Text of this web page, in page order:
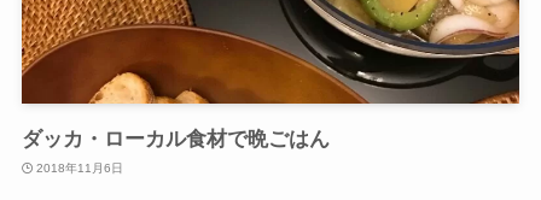
ダッカ・ローカル食材で晩ごはん
2018年11月6日